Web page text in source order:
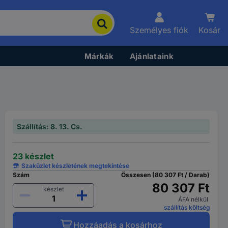
Személyes fiók Kosár
Márkák Ajánlataink
Szállítás: 8. 13. Cs.
23 készlet
Szaküzlet készletének megtekintése
Szám
készlet
Összesen (80 307 Ft / Darab)
80 307 Ft
ÁFA nélkül
szállítás költség
Hozzáadás a kosárhoz